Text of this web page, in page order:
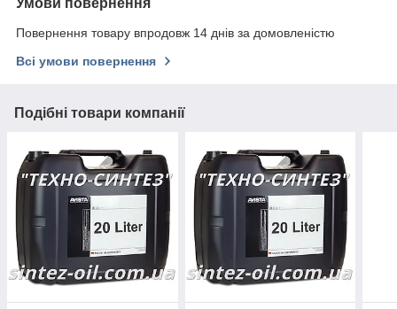
Повернення товару впродовж 14 днів за домовленістю
Всі умови повернення
Подібні товари компанії